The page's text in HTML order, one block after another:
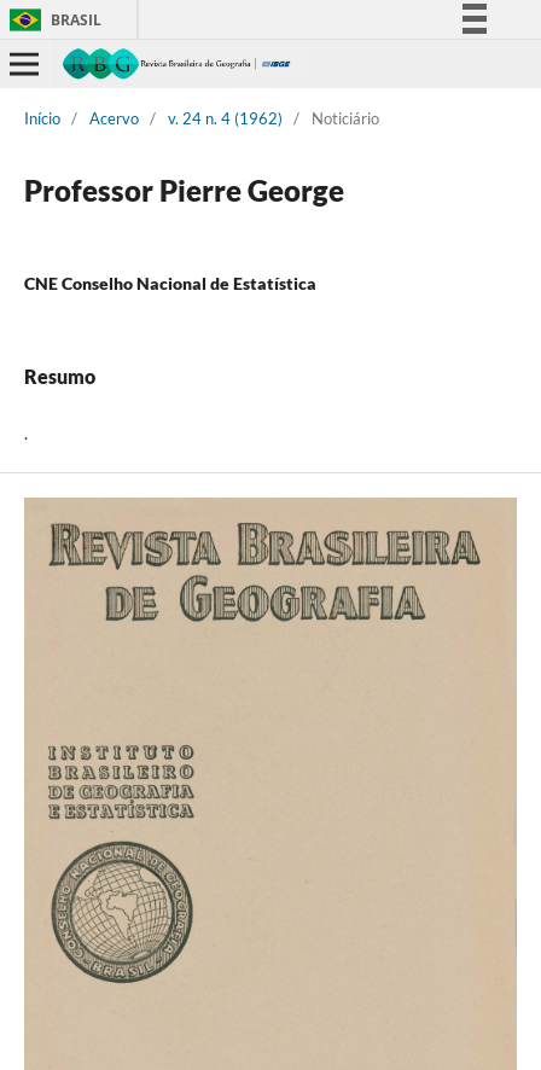
BRASIL
Participe
Início / Acervo / v. 24 n. 4 (1962) / Noticiário
Professor Pierre George
CNE Conselho Nacional de Estatística
Resumo
.